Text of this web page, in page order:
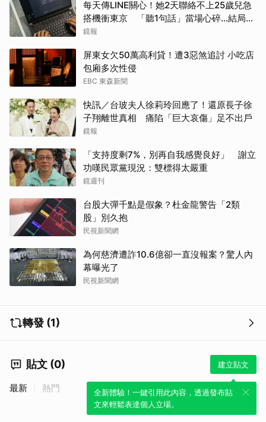
每天傳LINE關心！她2天聯絡不上25歲兒急
搭機衝東京 「聽1句話」當場心碎...結局看
哭網
鏡報
屏東女欠50萬高利貸！遭3惡煞追討 小吃店
包廂多次性侵
EBC 東森新聞
快訊／台玻夫人徐莉玲回應了！還原長子徐
子翔離世真相 痛陷「巨大哀傷」足不出戶
鏡報
「支持度剩7%，別再自我感覺良好」 謝立
功嘆民眾黨現況：雙標得太嚴重
鏡週刊
台股大彈千點是假象？杜金龍警告「2類
股」別久抱
民視新聞網
為何慈濟遭詐10.6億卻一直沒報案？驚人內
幕曝光了
民視新聞網
轉發 (1)
貼文 (0) 建立貼文
全新體驗！一鍵引用此內容，透過發布貼
文來輕鬆表達個人立場。
最新 熱門